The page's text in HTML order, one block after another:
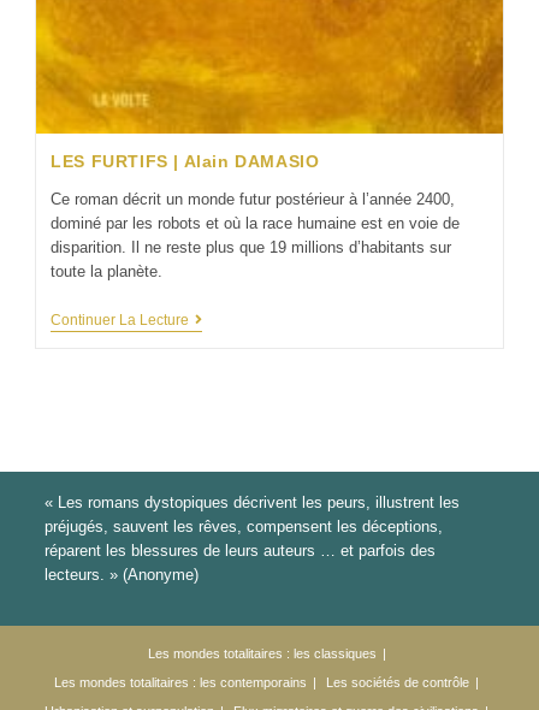
LES FURTIFS | Alain DAMASIO
Ce roman décrit un monde futur postérieur à l’année 2400,
dominé par les robots et où la race humaine est en voie de
disparition. Il ne reste plus que 19 millions d’habitants sur
toute la planète.
Continuer La Lecture
« Les romans dystopiques décrivent les peurs, illustrent les
préjugés, sauvent les rêves, compensent les déceptions,
réparent les blessures de leurs auteurs … et parfois des
lecteurs. » (Anonyme)
Les mondes totalitaires : les classiques
Les mondes totalitaires : les contemporains
Les sociétés de contrôle